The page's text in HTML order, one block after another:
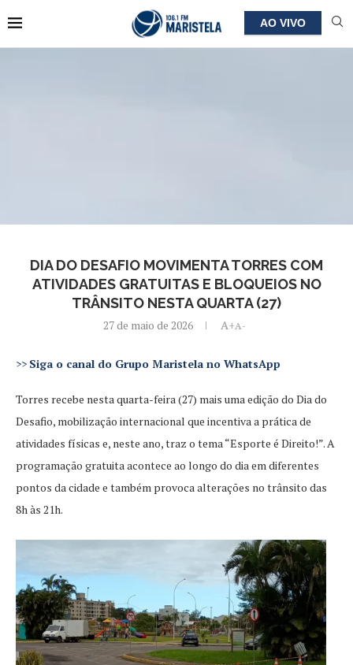
AO VIVO
DIA DO DESAFIO MOVIMENTA TORRES COM
ATIVIDADES GRATUITAS E BLOQUEIOS NO
TRÂNSITO NESTA QUARTA (27)
27 de maio de 2026 A+A-
>> Siga o canal do Grupo Maristela no WhatsApp
Torres recebe nesta quarta-feira (27) mais uma edição do Dia do
Desafio, mobilização internacional que incentiva a prática de
atividades físicas e, neste ano, traz o tema “Esporte é Direito!”. A
programação gratuita acontece ao longo do dia em diferentes
pontos da cidade e também provoca alterações no trânsito das
8h às 21h.